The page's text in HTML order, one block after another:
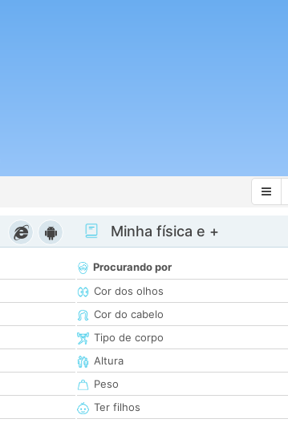
Minha física e +
Procurando por
Cor dos olhos
Cor do cabelo
Tipo de corpo
Altura
Peso
Ter filhos